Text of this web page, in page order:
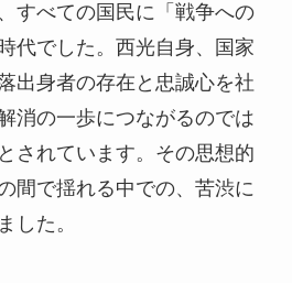
すべての国民に「戦争への
代でした。西光自身、国家
出身者の存在と忠誠心を社
消の一歩につながるのでは
されています。その思想的
間で揺れる中での、苦渋に
した。